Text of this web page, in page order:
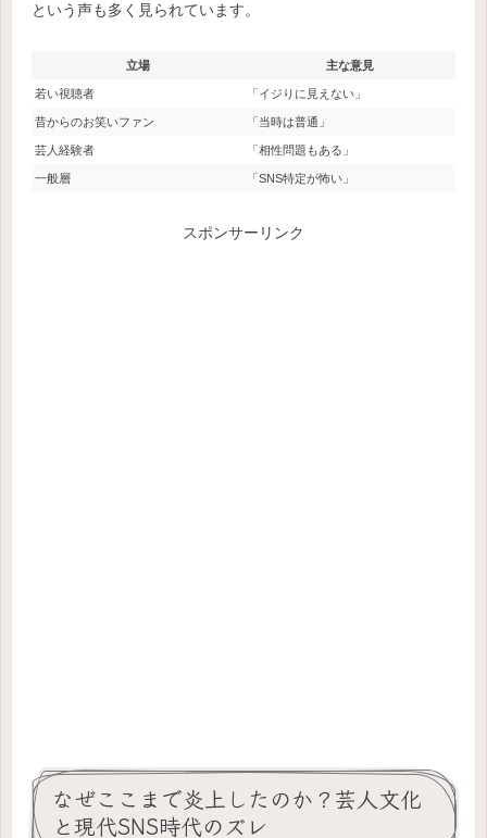
という声も多く見られています。
立場 主な意見
若い視聴者 「イジりに見えない」
昔からのお笑いファン 「当時は普通」
芸人経験者 「相性問題もある」
一般層 「SNS特定が怖い」
スポンサーリンク
なぜここまで炎上したのか？芸人文化
と現代SNS時代のズレ